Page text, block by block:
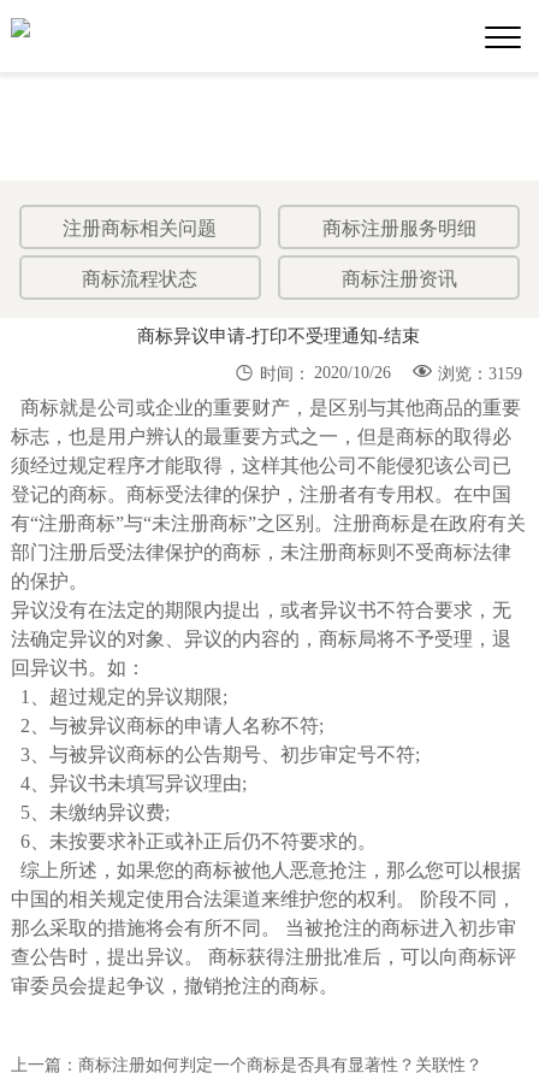
注册商标相关问题 商标注册服务明细
商标流程状态 商标注册资讯
商标异议申请-打印不受理通知-结束
 浏览：3159
 时间： 2020/10/26
商标就是公司或企业的重要财产，是区别与其他商品的重要
标志，也是用户辨认的最重要方式之一，但是商标的取得必
须经过规定程序才能取得，这样其他公司不能侵犯该公司已
登记的商标。商标受法律的保护，注册者有专用权。在中国
有“注册商标”与“未注册商标”之区别。注册商标是在政府有关
部门注册后受法律保护的商标，未注册商标则不受商标法律
的保护。
异议没有在法定的期限内提出，或者异议书不符合要求，无
法确定异议的对象、异议的内容的，商标局将不予受理，退
回异议书。如：
1、超过规定的异议期限;
2、与被异议商标的申请人名称不符;
3、与被异议商标的公告期号、初步审定号不符;
4、异议书未填写异议理由;
5、未缴纳异议费;
6、未按要求补正或补正后仍不符要求的。
综上所述，如果您的商标被他人恶意抢注，那么您可以根据
中国的相关规定使用合法渠道来维护您的权利。 阶段不同，
那么采取的措施将会有所不同。 当被抢注的商标进入初步审
查公告时，提出异议。 商标获得注册批准后，可以向商标评
审委员会提起争议，撤销抢注的商标。
上一篇： 商标注册如何判定一个商标是否具有显著性？关联性？